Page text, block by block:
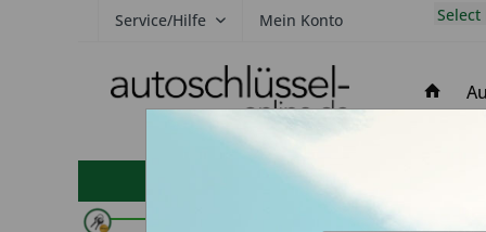
Service/Hilfe Mein Konto Select
hohe Kundenzufriedenheit